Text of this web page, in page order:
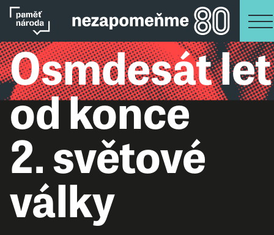
Osmdesát let
od konce
2. světové
války